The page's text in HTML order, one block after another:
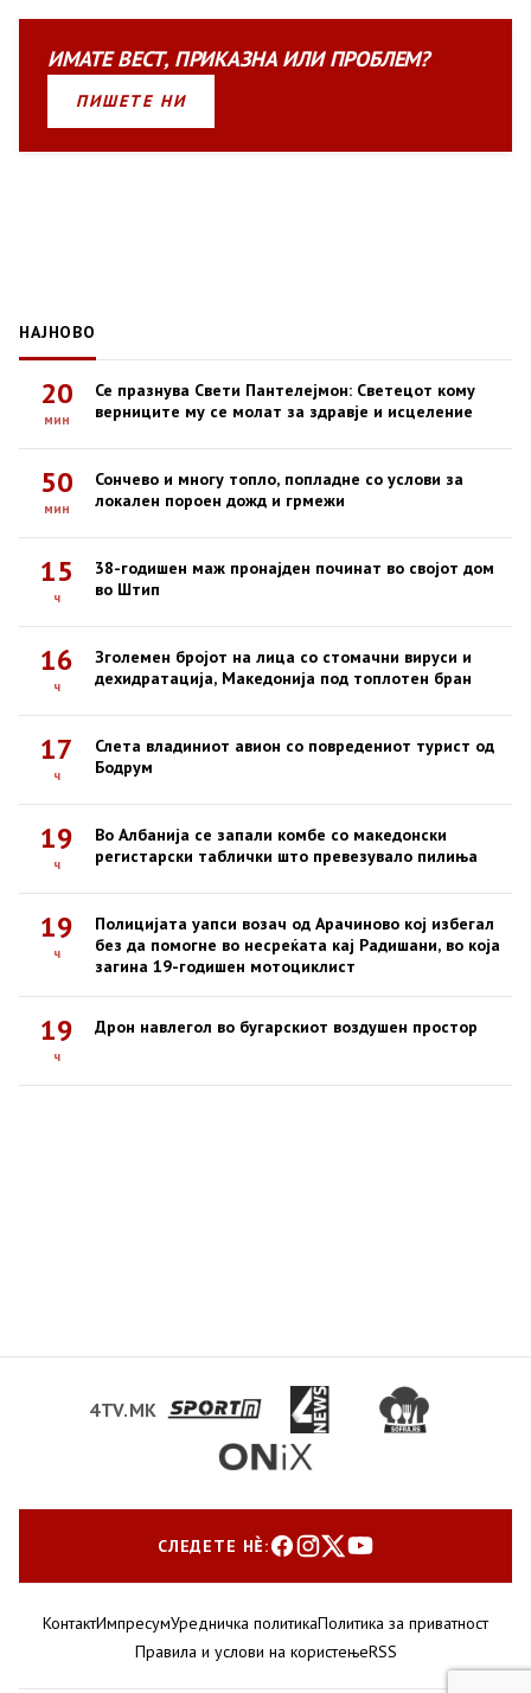
ИМАТЕВЕСТ, ПРИКАЗНАИЛИПРОБЛЕМ?
ПИШЕТЕ НИ
НАЈНОВО
20
мин
Се празнува Свети Пантелејмон: Светецот кому
верниците му се молат за здравје и исцеление
50
мин
Сончево и многу топло, попладне со услови за
локален пороен дожд и грмежи
15
ч
38-годишен маж пронајден починат во својот дом
во Штип
16
ч
Зголемен бројот на лица со стомачни вируси и
дехидратација, Македонија под топлотен бран
17
ч
Слета владиниот авион со повредениот турист од
Бодрум
19
ч
Во Албанија се запали комбе со македонски
регистарски таблички што превезувало пилиња
19
ч
Полицијата уапси возач од Арачиново кој избегал
без да помогне во несреќата кај Радишани, во која
загина 19-годишен мотоциклист
19
ч
Дрон навлегол во бугарскиот воздушен простор
4TV.MK
СЛЕДЕТЕ НЀ:
КонтактИмпресумУредничка политикаПолитика за приватност
Правила и услови на користењеRSS